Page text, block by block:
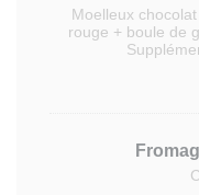
Moelleux
rouge + boule de